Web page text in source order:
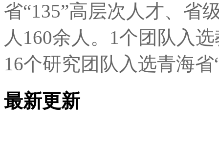
省“135”高层次人才、省
人160余人。1个团队入
16个研究团队入选青海
最新更新